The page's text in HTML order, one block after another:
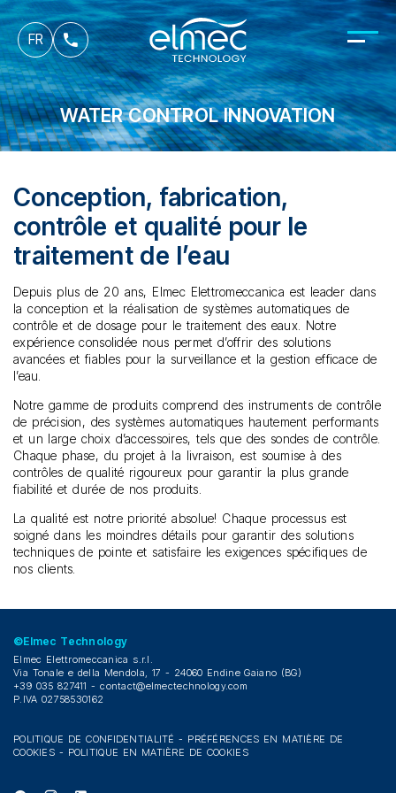
FR
es
it
WATER CONTROL INNOVATION
Conception, fabrication,
contrôle et qualité pour le
traitement de l’eau
Depuis plus de 20 ans, Elmec Elettromeccanica est leader dans
la conception et la réalisation de systèmes automatiques de
contrôle et de dosage pour le traitement des eaux. Notre
expérience consolidée nous permet d’offrir des solutions
avancées et fiables pour la surveillance et la gestion efficace de
l’eau.
Notre gamme de produits comprend des instruments de contrôle
de précision, des systèmes automatiques hautement performants
et un large choix d’accessoires, tels que des sondes de contrôle.
Chaque phase, du projet à la livraison, est soumise à des
contrôles de qualité rigoureux pour garantir la plus grande
fiabilité et durée de nos produits.
La qualité est notre priorité absolue! Chaque processus est
soigné dans les moindres détails pour garantir des solutions
techniques de pointe et satisfaire les exigences spécifiques de
nos clients.
©Elmec Technology
Elmec Elettromeccanica s.r.l.
Via Tonale e della Mendola, 17 - 24060 Endine Gaiano (BG)
+39 035 827411 -contact@elmectechnology.com
P.IVA 02758530162
POLITIQUE DE CONFIDENTIALITÉ- PRÉFÉRENCES EN MATIÈRE DE
COOKIES - POLITIQUE EN MATIÈRE DE COOKIES